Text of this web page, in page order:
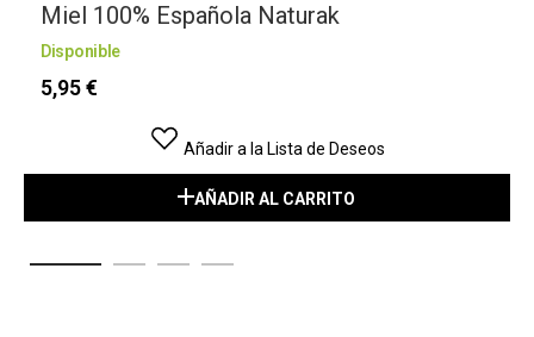
Miel 100% Española Naturak
Disponible
5,95 €
Añadir a la Lista de Deseos
AÑADIR AL CARRITO